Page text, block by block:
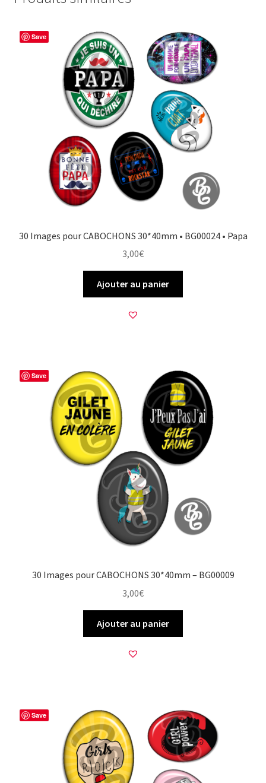
Save
30 Images pour CABOCHONS 30*40mm • BG00024 • Papa
3,00€
Ajouter au panier
Save
30 Images pour CABOCHONS 30*40mm – BG00009
3,00€
Ajouter au panier
Save